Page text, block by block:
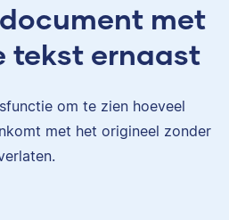
met
tekst ernaast
om te zien hoeveel
met het origineel zonder